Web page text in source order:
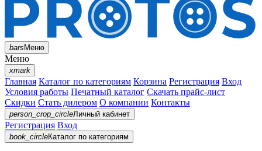
barsМеню
Меню
xmark
Главная Каталог по категориям Корзина Регистрация Вход
Условия работы Печатный каталог Скачать прайс-лист
Скидки Стать дилером О компании Контакты
person_crop_circleЛичный кабинет
Регистрация Вход
book_circleКаталог по категориям